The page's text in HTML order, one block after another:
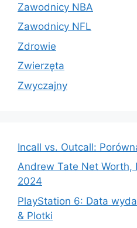
Zawodnicy NBA
Zawodnicy NFL
Zdrowie
Zwierzęta
Zwyczajny
Incall vs. Outcall:
Andrew Tate Net Worth,
2024
PlayStation 6: Data
& Plotki